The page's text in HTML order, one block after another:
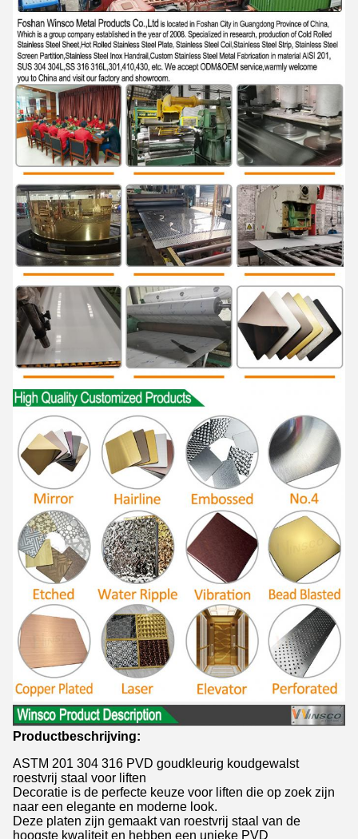
Productbeschrijving:
ASTM 201 304 316 PVD goudkleurig koudgewalst
roestvrij staal voor liften
Decoratie is de perfecte keuze voor liften die op zoek zijn
naar een elegante en moderne look.
Deze platen zijn gemaakt van roestvrij staal van de
hoogste kwaliteit en hebben een unieke PVD